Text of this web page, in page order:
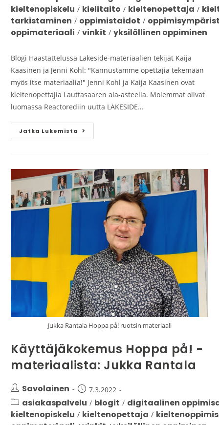
kieltenopiskelu / kielitaito / kieltenopettaja /
tarkistaminen / oppimistaidot /
oppimateriaali / vinkit / yksilöllinen oppiminen
Blogi Haastattelussa Lakeside-materiaalien tekijät Kaija
Kaasinen ja Jenni Kohl: "Kannustamme opettajia tekemään
myös itse materiaalia!" Jenni Kohl ja Kaija Kaasinen ovat
kieltenopettajia Lauttasaaren ala-asteella. Molemmat olivat
luomassa Reactorediin uutta LAKESIDE…
Jatka Lukemista
Jukka Rantala Hoppa på! ruotsin materiaali
Käyttäjäkokemus Hoppa på! -
materiaalista: Jukka Rantala
Savolainen 7.3.2022
asiakaspalvelu / blogit / digitaalinen
kieltenopiskelu / kieltenopettaja /